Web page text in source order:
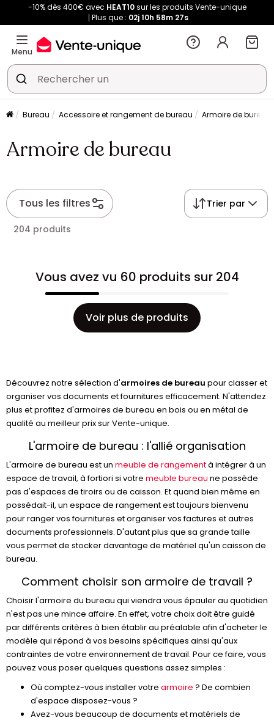
-10% dès 400€ avec HEAT10sur les produits Vente-unique
Plus que : 02j 10h 58m 27s
Menu
Bureau Accessoire et rangement de bureau Armoire de bureau
Armoire de bureau
Tous les filtres Trier par
204 produits
Vous avez vu 60 produits sur 204
Voir plus de produits
Découvrez notre sélection d'armoires de bureau pour classer et
organiser vos documents et fournitures efficacement. N'attendez
plus et profitez d'armoires de bureau en bois ou en métal de
qualité au meilleur prix sur Vente-unique.
L'armoire de bureau : l'allié organisation
L'armoire de bureau est un meuble de rangementà intégrer à un
espace de travail, à fortiori si votre meuble bureau ne possède
pas d'espaces de tiroirs ou de caisson. Et quand bien même en
possédait-il, un espace de rangement est toujours bienvenu
pour ranger vos fournitures et organiser vos factures et autres
documents professionnels. D'autant plus que sa grande taille
vous permet de stocker davantage de matériel qu'un caisson de
bureau.
Comment choisir son armoire de travail ?
Choisir l'armoire du bureau qui viendra vous épauler au quotidien
n'est pas une mince affaire. En effet, votre choix doit être guidé
par différents critères à bien établir au préalable afin d'acheter le
modèle qui répond à vos besoins spécifiques ainsi qu'aux
contraintes de votre environnement de travail. Pour ce faire, vous
pouvez vous poser quelques questions assez simples :
Où comptez-vous installer votre armoire ? De combien
d'espace disposez-vous ?
Avez-vous beaucoup de documents et matériels de